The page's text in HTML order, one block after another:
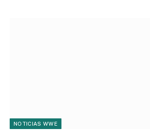
NOTICIAS WWE